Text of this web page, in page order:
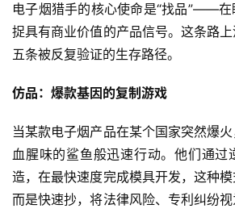
电子烟猎手的核心使命是“找品”——
捉具有商业价值的产品信号。这条路
五条被反复验证的生存路径。
仿品：爆款基因的复制游戏
当某款电子烟产品在某个国家突然爆
血腥味的鲨鱼般迅速行动。他们通过
造，在最快速度完成模具开发，这种模
而是快速抄，将法律风险、专利纠纷